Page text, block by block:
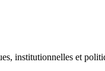
institutionnelles et